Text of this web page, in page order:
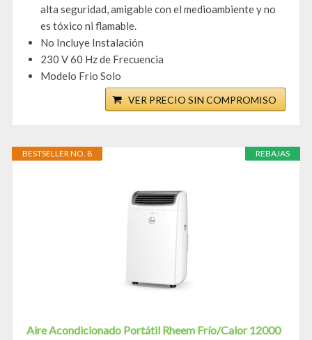
alta seguridad, amigable con el medioambiente y no
es tóxico ni flamable.
No Incluye Instalación
230 V 60 Hz de Frecuencia
Modelo Frio Solo
VER PRECIO SIN COMPROMISO
REBAJAS
BESTSELLER NO. 8
Aire Acondicionado Portátil Rheem Frío/Calor 12000